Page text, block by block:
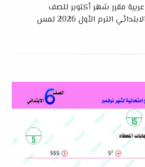
عربية مقرر شهر أكتوبر للصف
السادس الابتدائي الترم الأول 2026 لمس